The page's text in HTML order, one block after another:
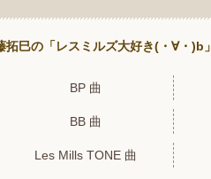
巳の「レスミルズ大好き(・∀・)b」
BP 曲
BB 曲
Les Mills TONE 曲